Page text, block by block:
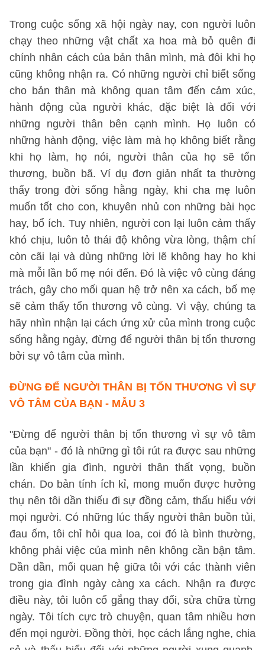
Trong cuộc sống xã hội ngày nay, con người luôn
chạy theo những vật chất xa hoa mà bỏ quên đi
chính nhân cách của bản thân mình, mà đôi khi họ
cũng không nhận ra. Có những người chỉ biết sống
cho bản thân mà không quan tâm đến cảm xúc,
hành động của người khác, đặc biệt là đối với
những người thân bên cạnh mình. Họ luôn có
những hành động, việc làm mà họ không biết rằng
khi họ làm, họ nói, người thân của họ sẽ tổn
thương, buồn bã. Ví dụ đơn giản nhất ta thường
thấy trong đời sống hằng ngày, khi cha mẹ luôn
muốn tốt cho con, khuyên nhủ con những bài học
hay, bổ ích. Tuy nhiên, người con lại luôn cảm thấy
khó chịu, luôn tỏ thái độ không vừa lòng, thậm chí
còn cãi lại và dùng những lời lẽ không hay ho khi
mà mỗi lần bố mẹ nói đến. Đó là việc vô cùng đáng
trách, gây cho mối quan hệ trở nên xa cách, bố mẹ
sẽ cảm thấy tổn thương vô cùng. Vì vậy, chúng ta
hãy nhìn nhận lại cách ứng xử của mình trong cuộc
sống hằng ngày, đừng để người thân bị tổn thương
bởi sự vô tâm của mình.
ĐỪNG ĐỂ NGƯỜI THÂN BỊ TỔN THƯƠNG VÌ SỰ
VÔ TÂM CỦA BẠN - MẪU 3
"Đừng để người thân bị tổn thương vì sự vô tâm
của bạn" - đó là những gì tôi rút ra được sau những
lần khiến gia đình, người thân thất vọng, buồn
chán. Do bản tính ích kỉ, mong muốn được hưởng
thụ nên tôi dần thiếu đi sự đồng cảm, thấu hiểu với
mọi người. Có những lúc thấy người thân buồn tủi,
đau ốm, tôi chỉ hỏi qua loa, coi đó là bình thường,
không phải việc của mình nên không cần bận tâm.
Dần dần, mối quan hệ giữa tôi với các thành viên
trong gia đình ngày càng xa cách. Nhận ra được
điều này, tôi luôn cố gắng thay đổi, sửa chữa từng
ngày. Tôi tích cực trò chuyện, quan tâm nhiều hơn
đến mọi người. Đồng thời, học cách lắng nghe, chia